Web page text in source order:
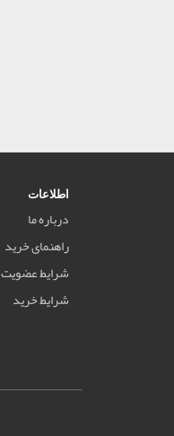
اطلاعات
درباره ما
راهنمای خرید
شرایط عضویت
شرایط خرید